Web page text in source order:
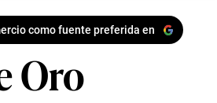
como fuente preferida en
Oro